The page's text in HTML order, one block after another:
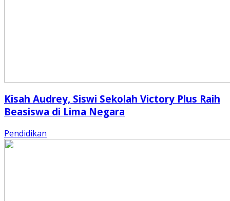
Kisah Audrey, Siswi Sekolah Victory Plus Raih
Beasiswa di Lima Negara
Pendidikan